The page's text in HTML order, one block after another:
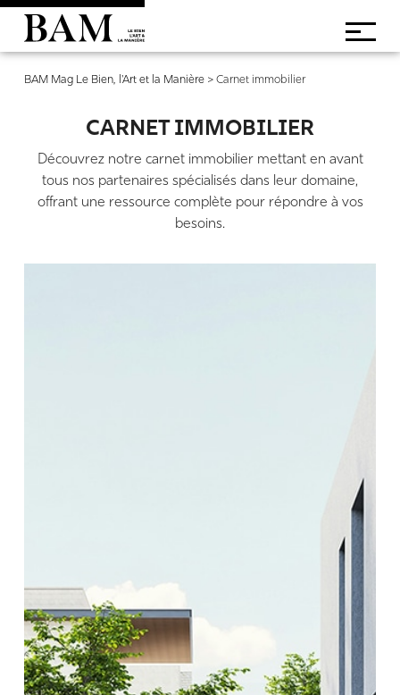
BAM Mag Le Bien, l'Art et la Manière >Carnet immobilier
CARNET IMMOBILIER
Découvrez notre carnet immobilier mettant en avant
tous nos partenaires spécialisés dans leur domaine,
offrant une ressource complète pour répondre à vos
besoins.